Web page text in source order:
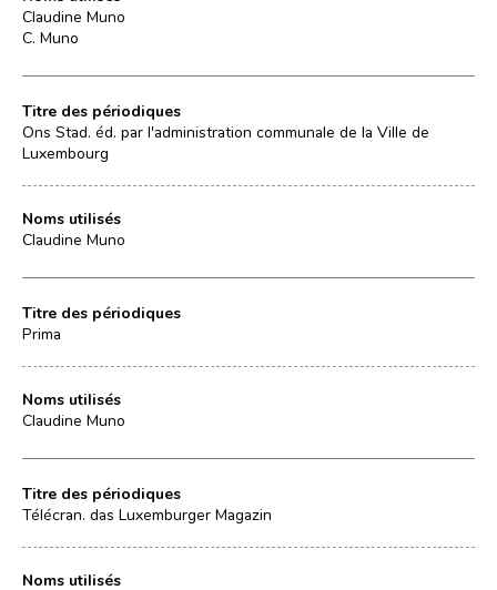
Claudine Muno
C. Muno
Titre des périodiques
Ons Stad. éd. par l'administration communale de la Ville de
Luxembourg
Noms utilisés
Claudine Muno
Titre des périodiques
Prima
Noms utilisés
Claudine Muno
Titre des périodiques
Télécran. das Luxemburger Magazin
Noms utilisés